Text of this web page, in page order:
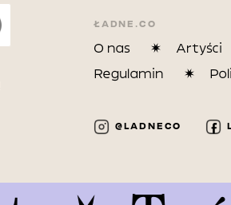
ŁADNE.CO
O nas Artyści
Regulamin
@LADNECO